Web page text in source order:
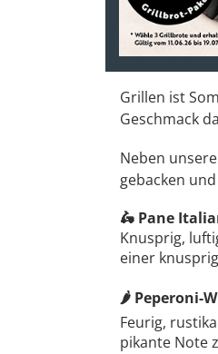
Grillen ist
Geschmack
Neben
gebacken
🛵Pane
Knusprig,
einer
🌶️ Peperoni-
Feurig,
pikante Note